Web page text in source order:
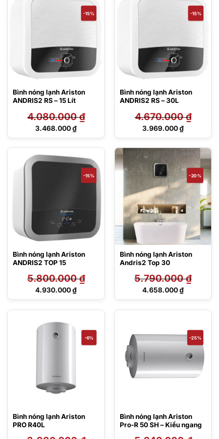
3.488.000 ₫.
3.952.000 ₫.
-15%
Bình nóng lạnh Ariston
ANDRIS2 RS – 15 Lít
4.080.000₫
Giá
4.080.000 ₫.
3.468.000₫
Giá
3.468.000 ₫.
-15%
Bình nóng lạnh Ariston
ANDRIS2 RS – 30L
4.670.000₫
Giá
4.670.000 ₫.
3.969.000₫
Giá
3.969.000 ₫.
-15%
Bình nóng lạnh Ariston
ANDRIS2 TOP 15
5.800.000₫
Giá
5.800.000 ₫.
4.930.000₫
Giá
là:
4.930.000 ₫.
-20%
Bình nóng lạnh Ariston
Andris2 Top 30
5.790.000₫
Giá
5.790.000 ₫.
4.658.000₫
Giá
4.658.000 ₫.
-6%
Bình nóng lạnh Ariston
PRO R40L
-25%
Bình nóng lạnh Ariston
Pro-R 50 SH – Kiểu ngang